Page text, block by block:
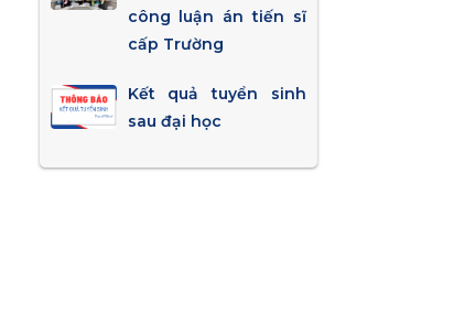
công luận án tiến sĩ
cấp Trường
Kết quả tuyển sinh
sau đại học